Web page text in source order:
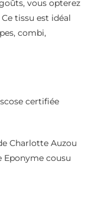
vous opterez
tissu est idéal
combi,
certifiée
Charlotte Auzou
Eponyme cousu